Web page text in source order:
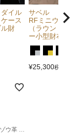
イル
ース
ル財
サベル
RFミニウォレッ
（ラウンドファ
ー小型財布）
¥25,300税込
ウ革